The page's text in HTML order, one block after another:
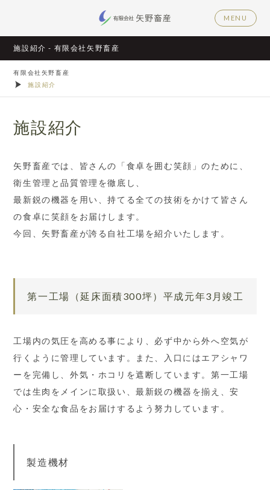
施設紹介 - 有限会社矢野畜産
MENU
有限会社矢野畜産
施設紹介
施設紹介
矢野畜産では、皆さんの「食卓を囲む笑顔」のために、
衛生管理と品質管理を徹底し、
最新鋭の機器を用い、持てる全ての技術をかけて皆さん
の食卓に笑顔をお届けします。
今回、矢野畜産が誇る自社工場を紹介いたします。
第一工場（延床面積300坪）平成元年3月竣工
工場内の気圧を高める事により、必ず中から外へ空気が
行くように管理しています。また、入口にはエアシャワ
ーを完備し、外気・ホコリを遮断しています。第一工場
では生肉をメインに取扱い、最新鋭の機器を揃え、安
心・安全な食品をお届けするよう努力しています。
製造機材